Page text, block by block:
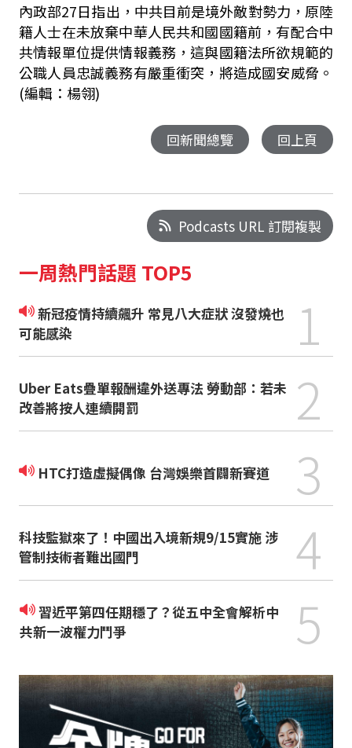
內政部27日指出，中共目前是境外敵對勢力，原陸
籍人士在未放棄中華人民共和國國籍前，有配合中
共情報單位提供情報義務，這與國籍法所欲規範的
公職人員忠誠義務有嚴重衝突，將造成國安威脅。
(編輯：楊翎)
回新聞總覽 回上頁
Podcasts URL 訂閱複製
一周熱門話題 TOP5
新冠疫情持續飆升 常見八大症狀 沒發燒也
可能感染
1
Uber Eats疊單報酬違外送專法 勞動部：若未
改善將按人連續開罰
2
HTC打造虛擬偶像 台灣娛樂首闢新賽道 3
科技監獄來了！中國出入境新規9/15實施 涉
管制技術者難出國門
4
習近平第四任期穩了？從五中全會解析中
共新一波權力鬥爭
5